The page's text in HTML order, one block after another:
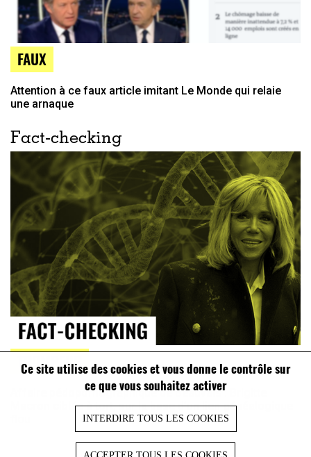
Ce site utilise des cookies et vous donne le contrôle sur
ce que vous souhaitez activer
INTERDIRE TOUS LES COOKIES
FAUX
Attention à ce faux article imitant Le Monde qui relaie
une arnaque
Fact-checking
TROMPEUR
Affaire pédopornographique de Beauvais : Brigitte
Macron ciblée à tort, sur la base d’un lien généalogique